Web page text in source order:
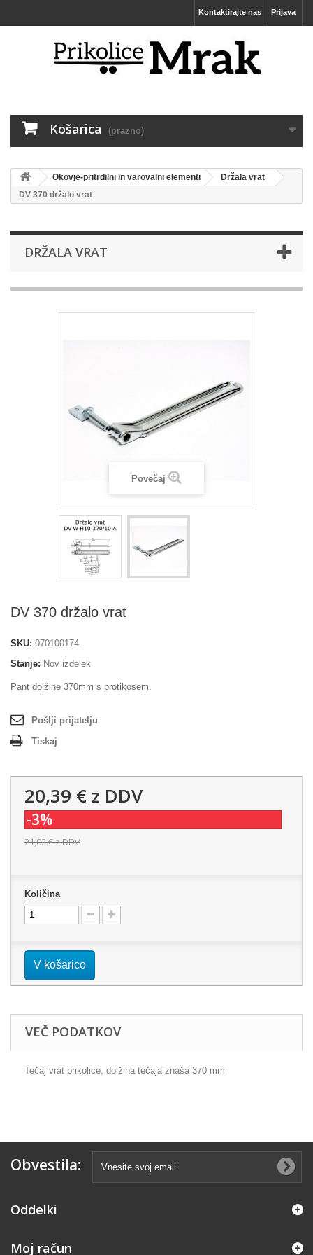
Prijava
Kontaktirajte nas
Košarica (prazno)
Okovje-pritrdilni in varovalni elementi
Držala vrat
DV 370 držalo vrat
DRŽALA VRAT
Povečaj
DV 370 držalo vrat
SKU: 070100174
Stanje: Nov izdelek
Pant dolžine 370mm s protikosem.
Pošlji prijatelju
Tiskaj
20,39 € z DDV
-3%
21,02 €z DDV
Količina
V košarico
VEČ PODATKOV
Tečaj vrat prikolice, dolžina tečaja znaša 370 mm
Obvestila:
Oddelki
Moj račun